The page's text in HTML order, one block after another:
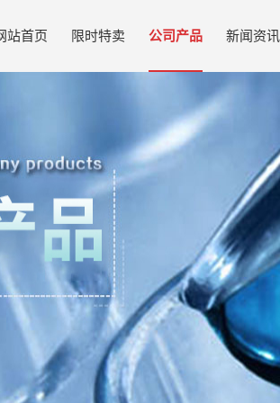
站首页 限时特卖 公司产品 新闻资讯